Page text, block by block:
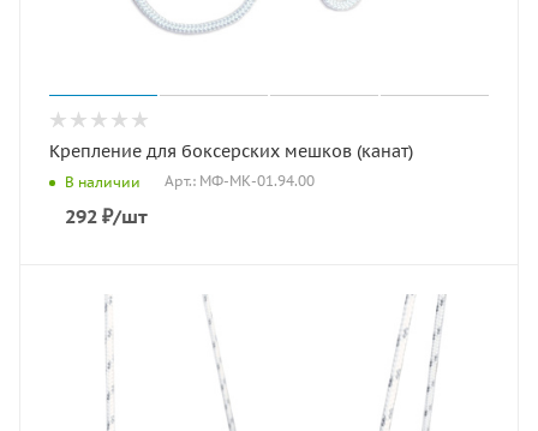
Крепление для боксерских мешков (канат)
В наличии Арт.: МФ-МК-01.94.00
292 ₽/шт